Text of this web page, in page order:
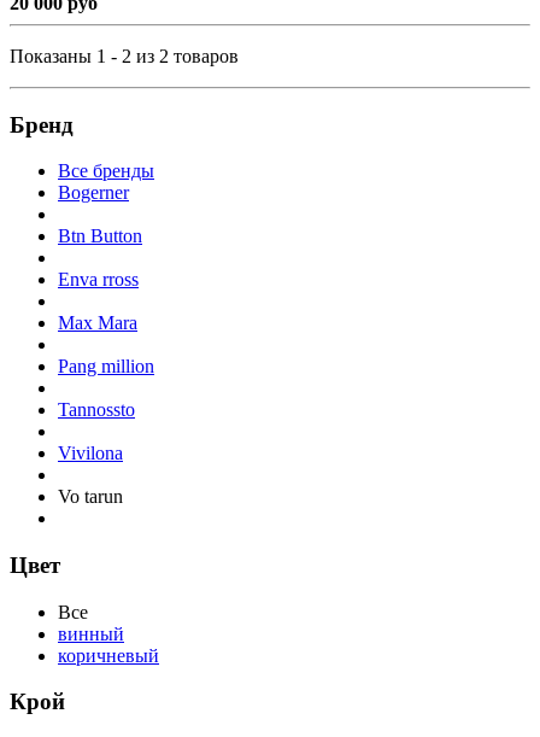
Показаны 1 - 2 из 2 товаров
Бренд
Все бренды
Bogerner
Btn Button
Enva rross
Max Mara
Pang million
Tannossto
Vivilona
Vo tarun
Цвет
Все
винный
коричневый
Крой